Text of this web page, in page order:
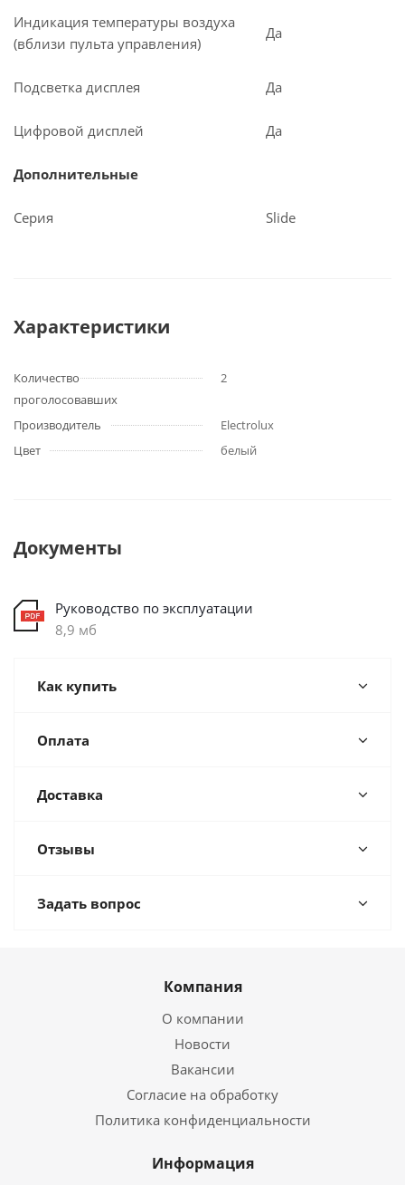
Индикация температуры воздуха
(вблизи пульта управления)
Да
Подсветка дисплея Да
Цифровой дисплей Да
Дополнительные
Серия Slide
Характеристики
Количество
проголосовавших
2
Производитель
Electrolux
Цвет
белый
Документы
Руководство по эксплуатации
8,9 мб
Как купить
Оплата
Доставка
Отзывы
Задать вопрос
Компания
О компании
Новости
Вакансии
Согласие на обработку
Политика конфиденциальности
Информация